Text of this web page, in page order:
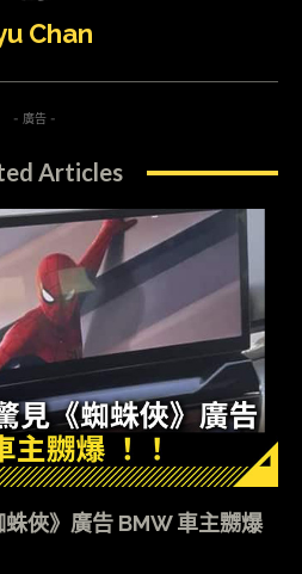
Chan
- 廣告 -
Articles
俠》廣告 BMW 車主嬲爆